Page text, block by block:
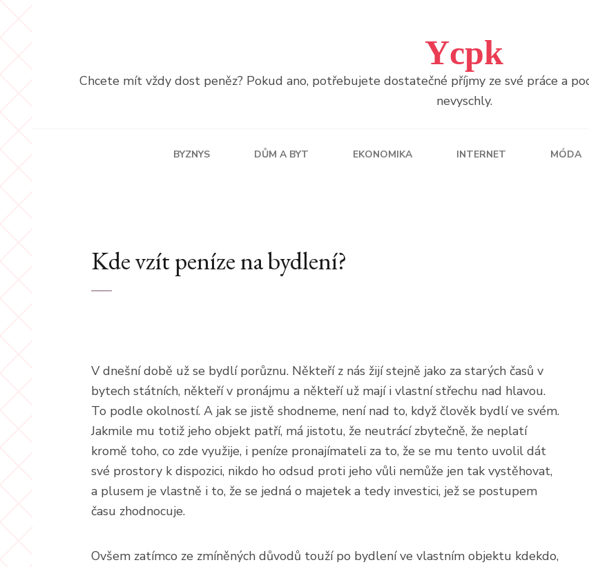
Ycpk
Chcete mít vždy dost peněz? Pokud ano, potřebujete dostatečné příjmy ze své práce a
nevyschly.
BYZNYS DŮM A BYT EKONOMIKA INTERNET MÓDA
Kde vzít peníze na bydlení?
V dnešní době už se bydlí porůznu. Někteří z nás žijí stejně jako za starých časů v
bytech státních, někteří v pronájmu a někteří už mají i vlastní střechu nad hlavou.
To podle okolností. A jak se jistě shodneme, není nad to, když člověk bydlí ve svém.
Jakmile mu totiž jeho objekt patří, má jistotu, že neutrácí zbytečně, že neplatí
kromě toho, co zde využije, i peníze pronajímateli za to, že se mu tento uvolil dát
své prostory k dispozici, nikdo ho odsud proti jeho vůli nemůže jen tak vystěhovat,
a plusem je vlastně i to, že se jedná o majetek a tedy investici, jež se postupem
času zhodnocuje.
Ovšem zatímco ze zmíněných důvodů touží po bydlení ve vlastním objektu kdekdo,